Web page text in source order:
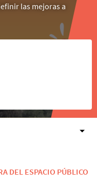
las mejoras a
DEL ESPACIO PÚBLICO